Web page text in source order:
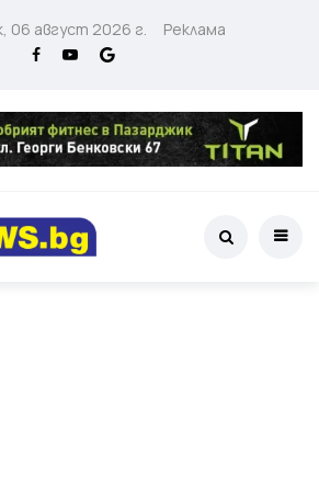
06 август 2026 г. Реклама